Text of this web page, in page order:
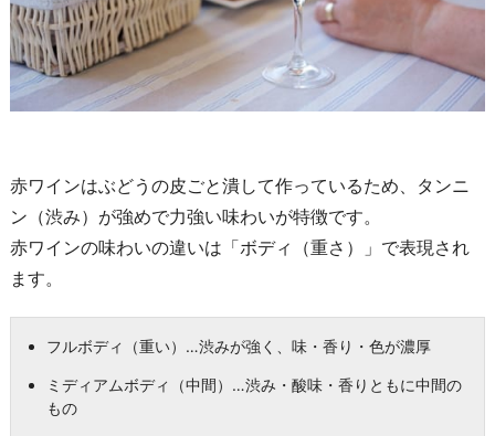
赤ワインはぶどうの皮ごと潰して作っているため、タンニ
ン（渋み）が強めで力強い味わいが特徴です。
赤ワインの味わいの違いは「ボディ（重さ）」で表現され
ます。
フルボディ（重い）…渋みが強く、味・香り・色が濃厚
ミディアムボディ（中間）…渋み・酸味・香りともに中間の
もの